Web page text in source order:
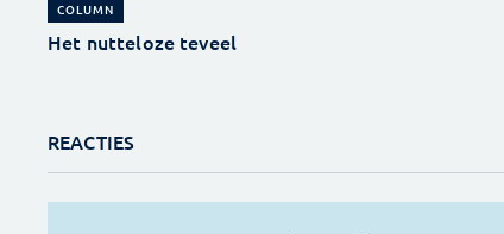
COLUMN
Het nutteloze teveel
REACTIES